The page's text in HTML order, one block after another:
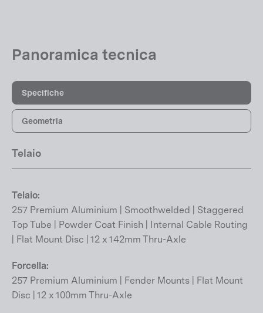
Panoramica tecnica
Specifiche
Geometria
Telaio
Telaio:
257 Premium Aluminium | Smoothwelded | Staggered
Top Tube | Powder Coat Finish | Internal Cable Routing
| Flat Mount Disc | 12 x 142mm Thru-Axle
Forcella:
257 Premium Aluminium | Fender Mounts | Flat Mount
Disc | 12 x 100mm Thru-Axle